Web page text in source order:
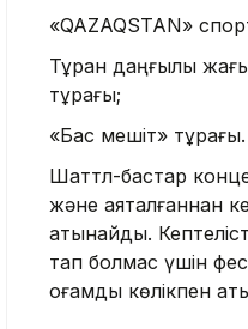
«QAZAQSTAN»
Тұран даңғылы
тұрағы;
«Бас мешіт» тұрағы.
Шаттл-бастар
және аяқталғаннан
қатынайды.
тап болмас үшін
қоғамдық көлікпен